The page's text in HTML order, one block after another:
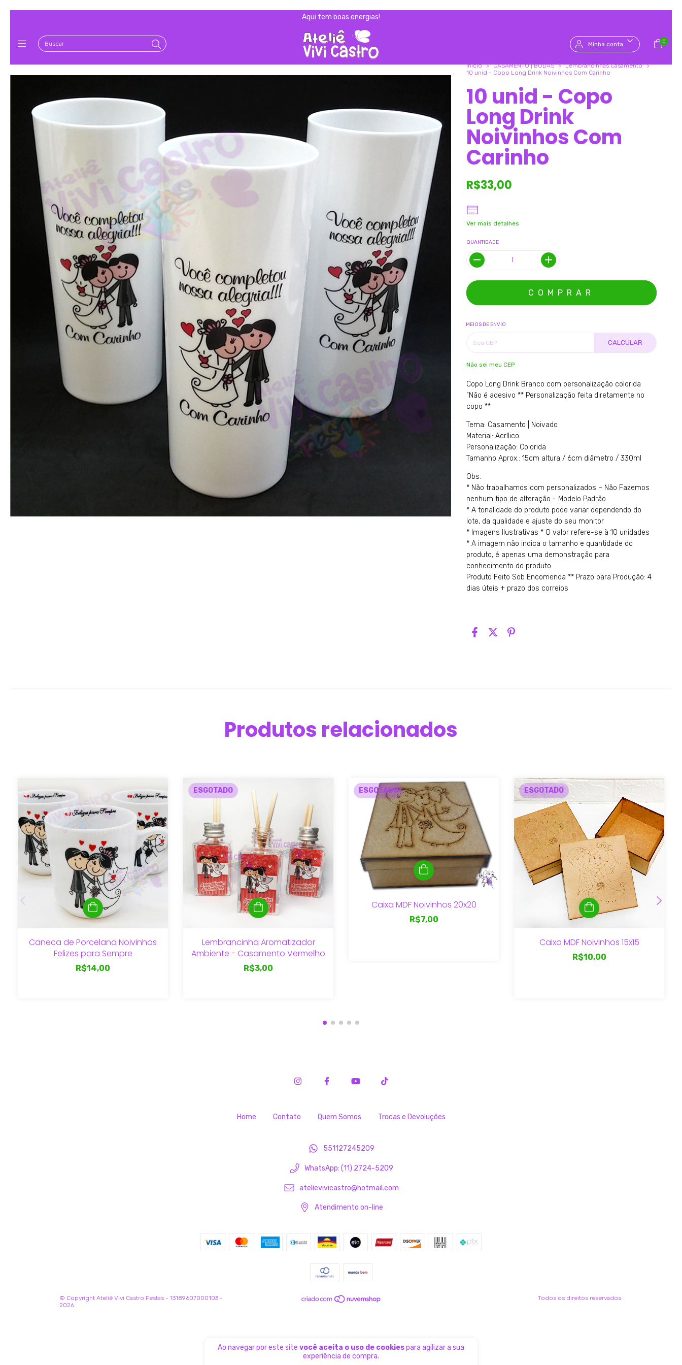
Aqui tem boas energias!
Minha conta 0
Ao navegar por este site você aceita o uso de cookiespara agilizar a sua
experiência de compra.
Início > CASAMENTO | BODAS > Lembrancinhas Casamento >
10 unid - Copo Long Drink Noivinhos Com Carinho
10 unid - Copo
Long Drink
Noivinhos Com
Carinho
R$33,00
Ver mais detalhes
QUANTIDADE
MEIOS DE ENVIO
CALCULAR
Não sei meu CEP
Copo Long Drink Branco com personalização colorida
"Não é adesivo ** Personalização feita diretamente no
copo **
Tema: Casamento | Noivado
Material: Acrílico
Personalização: Colorida
Tamanho Aprox.: 15cm altura / 6cm diâmetro / 330ml
Obs.
* Não trabalhamos com personalizados – Não Fazemos
nenhum tipo de alteração - Modelo Padrão
* A tonalidade do produto pode variar dependendo do
lote, da qualidade e ajuste do seu monitor
* Imagens Ilustrativas * O valor refere-se à 10 unidades
* A imagem não indica o tamanho e quantidade do
produto, é apenas uma demonstração para
conhecimento do produto
Produto Feito Sob Encomenda ** Prazo para Produção: 4
dias úteis + prazo dos correios
Produtos relacionados
Caneca de Porcelana Noivinhos
Felizes para Sempre
R$14,00
ESGOTADO
Lembrancinha Aromatizador
Ambiente - Casamento Vermelho
R$3,00
ESGOTADO
Caixa MDF Noivinhos 20x20
R$7,00
ESGOTADO
Caixa MDF Noivinhos 15x15
R$10,00
Home Contato Quem Somos Trocas e Devoluções
551127245209
WhatsApp: (11) 2724-5209
atelievivicastro@hotmail.com
Atendimento on-line
© Copyright Ateliê Vivi Castro Festas - 13189607000103 -
2026
Todos os direitos reservados.